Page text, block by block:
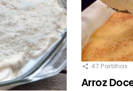
47 Partilhas
Arroz